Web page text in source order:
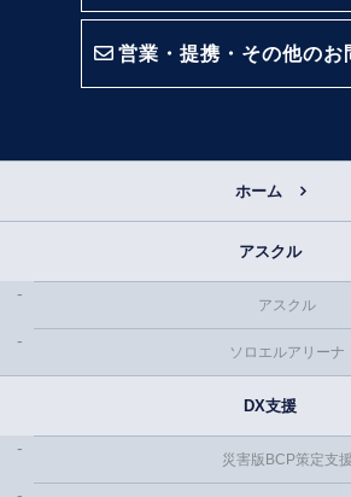
営業・提携・その他のお
ホーム
アスクル
アスクル
ソロエルアリーナ
DX支援
災害版BCP策定支援